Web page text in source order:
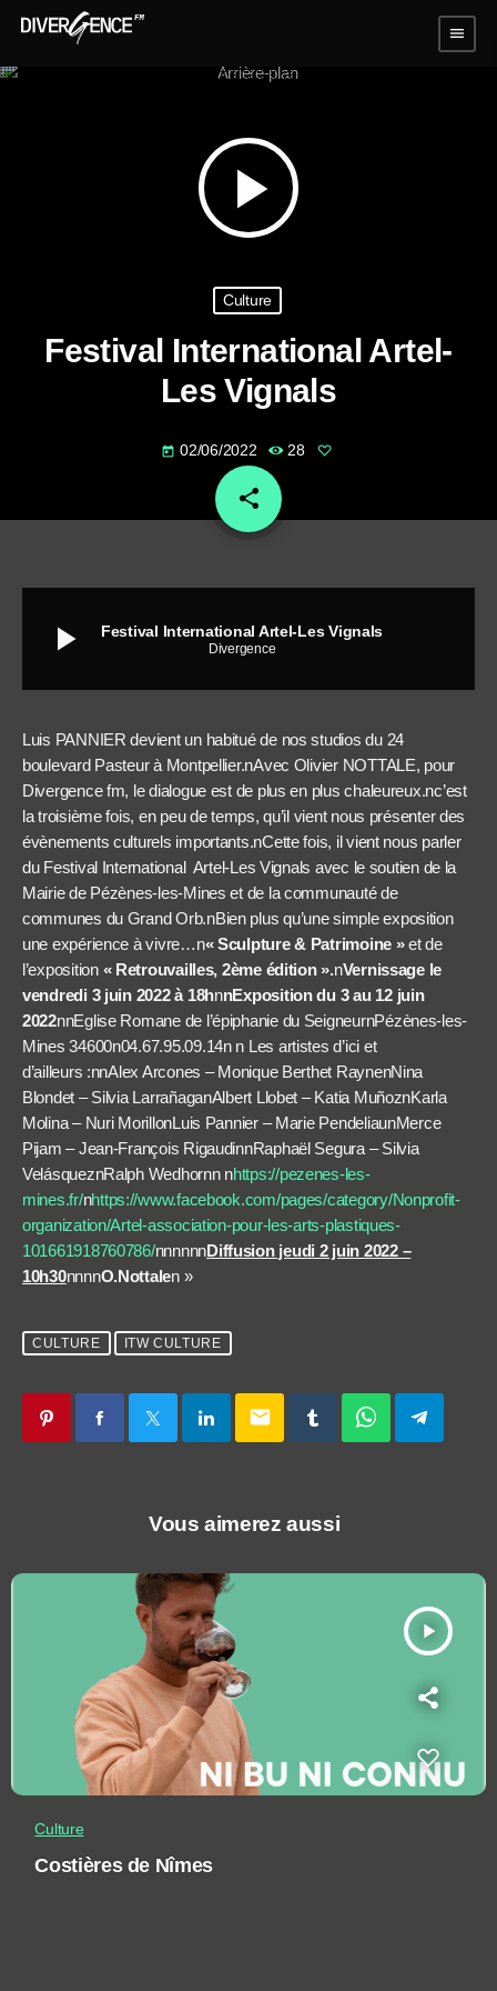
menu
play_arrow
Culture
Festival International Artel-
Les Vignals
today 02/06/2022 28
share
email
play_arrow Festival International Artel-Les Vignals
Divergence
Luis PANNIER devient un habitué de nos studios du 24
boulevard Pasteur à Montpellier.nAvec Olivier NOTTALE, pour
Divergence fm, le dialogue est de plus en plus chaleureux.nc’est
la troisième fois, en peu de temps, qu’il vient nous présenter des
évènements culturels importants.nCette fois, il vient nous parler
du Festival International Artel-Les Vignals avec le soutien de la
Mairie de Pézènes-les-Mines et de la communauté de
communes du Grand Orb.nBien plus qu’une simple exposition
une expérience à vivre…n« Sculpture & Patrimoine »et de
l’exposition « Retrouvailles, 2ème édition ».nVernissage le
vendredi 3 juin 2022 à 18hnnExposition du 3 au 12 juin
2022nnEglise Romane de l’épiphanie du SeigneurnPézènes-les-
Mines 34600n04.67.95.09.14n n Les artistes d’ici et
d’ailleurs :nnAlex Arcones – Monique Berthet RaynenNina
Blondet – Silvia LarrañaganAlbert Llobet – Katia MuñoznKarla
Molina – Nuri MorillonLuis Pannier – Marie PendeliaunMerce
Pijam – Jean-François RigaudinnRaphaël Segura – Silvia
VelásqueznRalph Wedhornn nhttps://pezenes-les-
mines.fr/nhttps://www.facebook.com/pages/category/Nonprofit-
organization/Artel-association-pour-les-arts-plastiques-
101661918760786/nnnnnnDiffusion jeudi 2 juin 2022 –
10h30nnnnO.Nottalen »
CULTURE ITW CULTURE
email
Vous aimerez aussi
play_arrow
Culture
Costières de Nîmes